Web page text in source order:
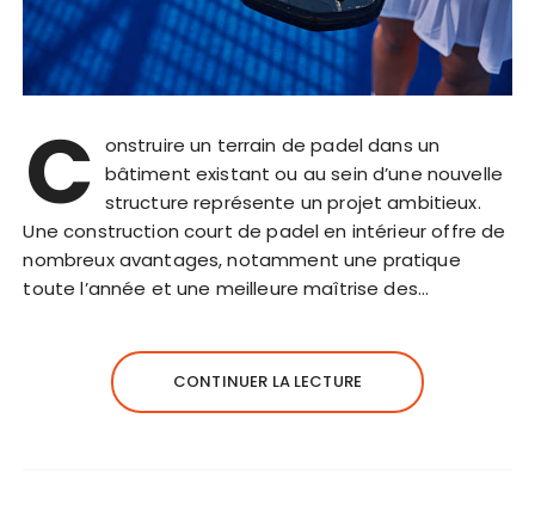
C onstruire un terrain de padel dans un
bâtiment existant ou au sein d’une nouvelle
structure représente un projet ambitieux.
Une construction court de padel en intérieur offre de
nombreux avantages, notamment une pratique
toute l’année et une meilleure maîtrise des…
CONTINUER LA LECTURE